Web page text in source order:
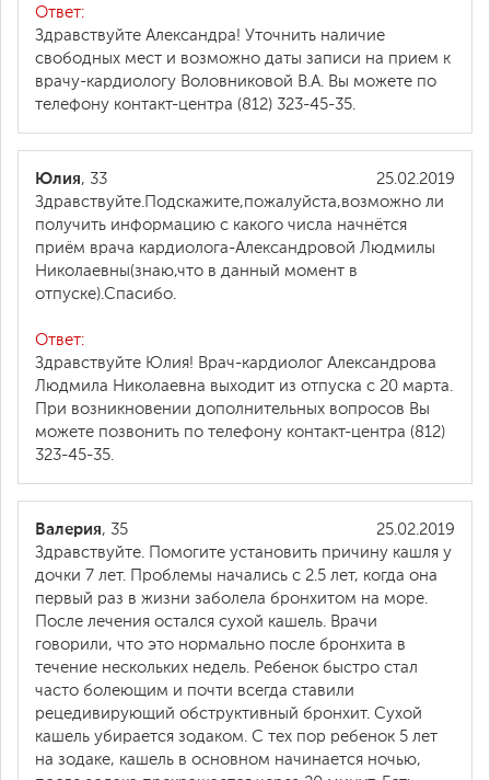
Ответ:
Здравствуйте Александра! Уточнить наличие
свободных мест и возможно даты записи на прием к
врачу-кардиологу Воловниковой В.А. Вы можете по
телефону контакт-центра (812) 323-45-35.
25.02.2019
Юлия, 33
Здравствуйте.Подскажите,пожалуйста,возможно ли
получить информацию с какого числа начнётся
приём врача кардиолога-Александровой Людмилы
Николаевны(знаю,что в данный момент в
отпуске).Спасибо.
Ответ:
Здравствуйте Юлия! Врач-кардиолог Александрова
Людмила Николаевна выходит из отпуска с 20 марта.
При возникновении дополнительных вопросов Вы
можете позвонить по телефону контакт-центра (812)
323-45-35.
25.02.2019
Валерия, 35
Здравствуйте. Помогите установить причину кашля у
дочки 7 лет. Проблемы начались с 2.5 лет, когда она
первый раз в жизни заболела бронхитом на море.
После лечения остался сухой кашель. Врачи
говорили, что это нормально после бронхита в
течение нескольких недель. Ребенок быстро стал
часто болеющим и почти всегда ставили
рецедивирующий обструктивный бронхит. Сухой
кашель убирается зодаком. С тех пор ребенок 5 лет
на зодаке, кашель в основном начинается ночью,